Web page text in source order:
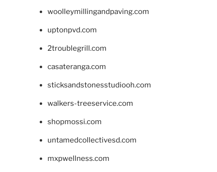
woolleymillingandpaving.com
uptonpvd.com
2troublegrill.com
casateranga.com
sticksandstonesstudiooh.com
walkers-treeservice.com
shopmossi.com
untamedcollectivesd.com
mxpwellness.com